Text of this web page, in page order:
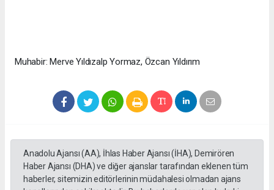
Muhabir: Merve Yıldızalp Yormaz, Özcan Yıldırım
Anadolu Ajansı (AA), İhlas Haber Ajansı (İHA), Demirören
Haber Ajansı (DHA) ve diğer ajanslar tarafından eklenen tüm
haberler, sitemizin editörlerinin müdahalesi olmadan ajans